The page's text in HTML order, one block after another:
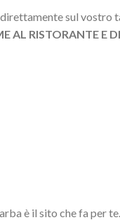
sul vostro
AL RISTORANTE E
è il sito che fa per te.